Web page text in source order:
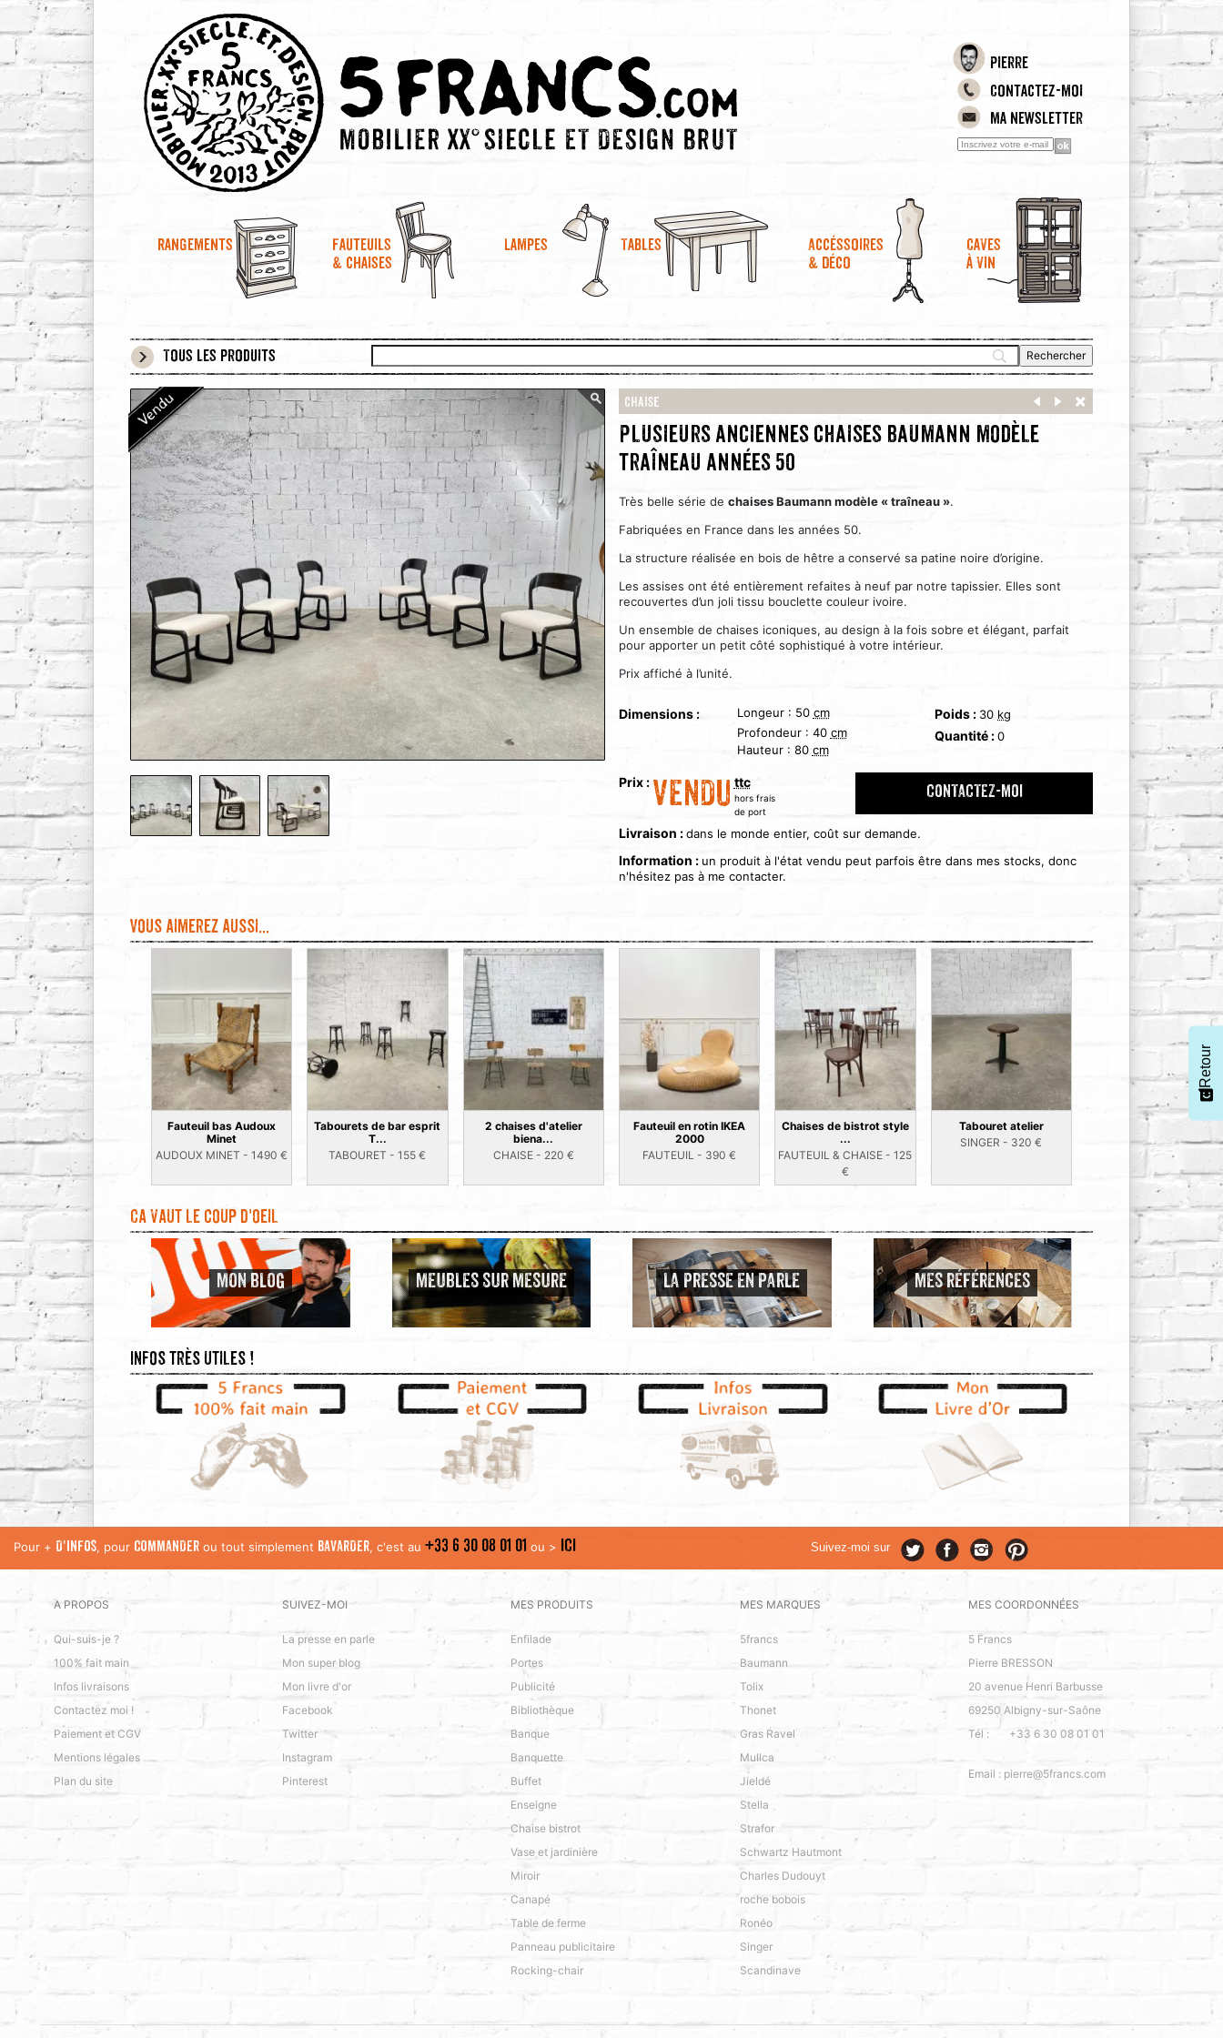
Pierre
Contactez-moi
Ma newsletter
Rangements
Fauteuils
& chaises
Lampes Tables
Accéssoires
& déco
Caves
à vin
Tous les produits
Chaise
Plusieurs anciennes chaises Baumann modèle
traîneau années 50
Très belle série de chaises Baumann modèle « traîneau ».
Fabriquées en France dans les années 50.
La structure réalisée en bois de hêtre a conservé sa patine noire d’origine.
Les assises ont été entièrement refaites à neuf par notre tapissier. Elles sont
recouvertes d’un joli tissu bouclette couleur ivoire.
Un ensemble de chaises iconiques, au design à la fois sobre et élégant, parfait
pour apporter un petit côté sophistiqué à votre intérieur.
Prix affiché à l’unité.
Dimensions : Longeur : 50 cm
Profondeur : 40 cm
Hauteur : 80 cm
Poids : 30 kg
Quantité :0
Prix : VENDU ttc
hors frais
de port
CONTACTEZ-MOI
Livraison :dans le monde entier, coût sur demande.
Information : un produit à l'état vendu peut parfois être dans mes stocks, donc
n'hésitez pas à me contacter.
Vous aimerez aussi...
Fauteuil bas Audoux
Minet
AUDOUX MINET -1490 €
Tabourets de bar esprit
T...
TABOURET -155 €
2 chaises d'atelier
biena...
CHAISE - 220 €
Fauteuil en rotin IKEA
2000
FAUTEUIL - 390 €
Chaises de bistrot style
...
FAUTEUIL & CHAISE -125
€
Tabouret atelier
SINGER - 320 €
Ca vaut le coup d'oeil
MON BLOG MEUBLES SUR MESURE LA PRESSE EN PARLE MES RÉFÉRENCES
Infos très utiles !
Pour + D'INFOS, pour COMMANDER ou tout simplement BAVARDER, c'est au +33 6 30 08 01 01 ou > ICI Suivez-moi sur
A PROPOS
Qui-suis-je ?
100% fait main
Infos livraisons
Contactez moi !
Paiement et CGV
Mentions légales
Plan du site
SUIVEZ-MOI
La presse en parle
Mon super blog
Mon livre d'or
Facebook
Twitter
Instagram
Pinterest
MES PRODUITS
Enfilade
Portes
Publicité
Bibliothèque
Banque
Banquette
Buffet
Enseigne
Chaise bistrot
Vase et jardinière
Miroir
Canapé
Table de ferme
Panneau publicitaire
Rocking-chair
MES MARQUES
5francs
Baumann
Tolix
Thonet
Gras Ravel
Mullca
Jieldé
Stella
Strafor
Schwartz Hautmont
Charles Dudouyt
roche bobois
Ronéo
Singer
Scandinave
MES COORDONNÉES
5 Francs
Pierre BRESSON
20 avenue Henri Barbusse
69250 Albigny-sur-Saône
Tél :
+33 6 30 08 01 01
Email : pierre@5francs.com
Retour